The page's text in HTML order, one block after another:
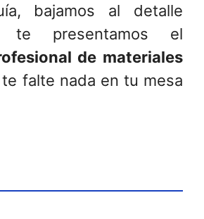
bajamos al detalle
presentamos el
de materiales
falte nada en tu mesa